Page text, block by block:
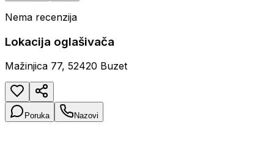
Nema recenzija
Lokacija oglašivača
Mažinjica 77, 52420 Buzet
Poruka Nazovi